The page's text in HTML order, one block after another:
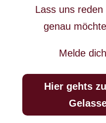
Lass uns
genau
Melde
Hier gehts